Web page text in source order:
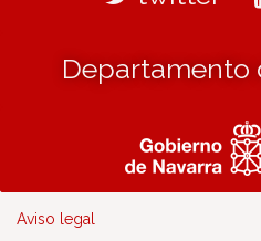
Departamento
Aviso legal